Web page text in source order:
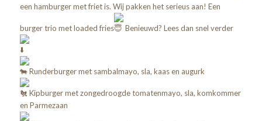
een hamburger met friet is. Wij pakken het serieus aan! Een
burger trio met loaded fries Benieuwd? Lees dan snel verder
Runderburger met sambalmayo, sla, kaas en augurk
Kipburger met zongedroogde tomatenmayo, sla, komkommer
en Parmezaan